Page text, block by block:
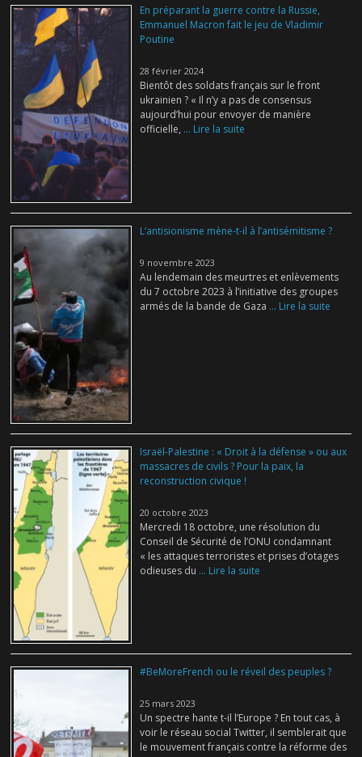
En préparant la guerre contre la Russie,
Emmanuel Macron fait le jeu de Vladimir
Poutine
28 février 2024
Bientôt des soldats français sur le front
ukrainien ? « Il n’y a pas de consensus
aujourd’hui pour envoyer de manière
officielle, ... Lire la suite
L’antisionisme mène-t-il à l’antisémitisme ?
9 novembre 2023
Au lendemain des meurtres et enlèvements
du 7 octobre 2023 à l’initiative des groupes
armés de la bande de Gaza ... Lire la suite
Israël-Palestine : « Droit à la défense » ou aux
massacres de civils ? Pour la paix, la
reconstruction civique !
20 octobre 2023
Mercredi 18 octobre, une résolution du
Conseil de Sécurité de l’ONU condamnant
« les attaques terroristes et prises d’otages
odieuses du ... Lire la suite
#BeMoreFrench ou le réveil des peuples ?
25 mars 2023
Un spectre hante t-il l’Europe ? En tout cas, à
voir le réseau social Twitter, il semblerait que
le mouvement français contre la réforme des